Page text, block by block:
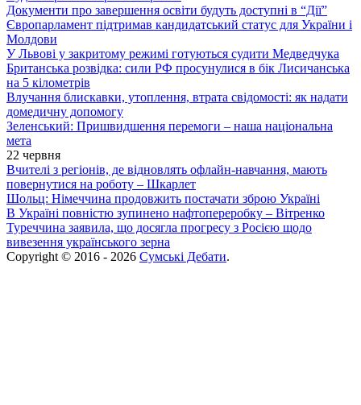
Документи про завершення освіти будуть доступні в “Дії”
Європарламент підтримав кандидатський статус для України і
Молдови
У Львові у закритому режимі готуються судити Медведчука
Британська розвідка: сили РФ просунулися в бік Лисичанська
на 5 кілометрів
Влучання блискавки, утоплення, втрата свідомості: як надати
домедичну допомогу
Зеленський: Пришвидшення перемоги – наша національна
мета
22 червня
Вчителі з регіонів, де відновлять офлайн-навчання, мають
повернутися на роботу – Шкарлет
Шольц: Німеччина продовжить постачати зброю Україні
В Україні повністю зупинено нафтопереробку – Вітренко
Туреччина заявила, що досягла прогресу з Росією щодо
вивезення українського зерна
Copyright © 2016 - 2026 Сумські Дебати.